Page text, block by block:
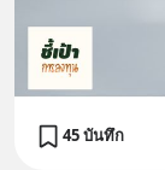
45 บันทึก